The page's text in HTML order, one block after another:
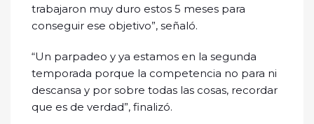
trabajaron muy duro estos 5 meses para
conseguir ese objetivo”, señaló.
“Un parpadeo y ya estamos en la segunda
temporada porque la competencia no para ni
descansa y por sobre todas las cosas, recordar
que es de verdad”, finalizó.